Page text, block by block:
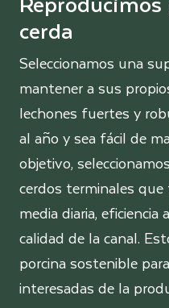
cerda
Seleccionamos una
mantener a sus
lechones fuertes y
al año y sea fácil de
objetivo,
cerdos terminales
media diaria,
calidad de la canal.
porcina sostenible
interesadas de la